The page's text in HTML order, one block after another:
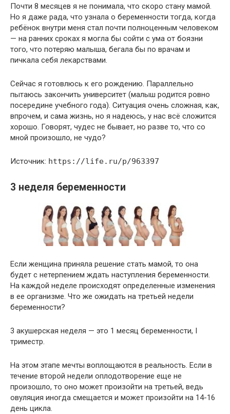
Почти 8 месяцев я не понимала, что скоро стану мамой.
Но я даже рада, что узнала о беременности тогда, когда
ребёнок внутри меня стал почти полноценным человеком
— на ранних сроках я могла бы сойти с ума от боязни
того, что потеряю малыша, бегала бы по врачам и
пичкала себя лекарствами.
Сейчас я готовлюсь к его рождению. Параллельно
пытаюсь закончить университет (малыш родится ровно
посередине учебного года). Ситуация очень сложная, как,
впрочем, и сама жизнь, но я надеюсь, у нас всё сложится
хорошо. Говорят, чудес не бывает, но разве то, что со
мной произошло, не чудо?
Источник: https://life.ru/p/963397
3 неделя беременности
Если женщина приняла решение стать мамой, то она
будет с нетерпением ждать наступления беременности.
На каждой неделе происходят определенные изменения
в ее организме. Что же ожидать на третьей недели
беременности?
3 акушерская неделя — это 1 месяц беременности, I
триместр.
На этом этапе мечты воплощаются в реальность. Если в
течение второй недели оплодотворение еще не
произошло, то оно может произойти на третьей, ведь
овуляция иногда смещается и может произойти на 14-16
день цикла.